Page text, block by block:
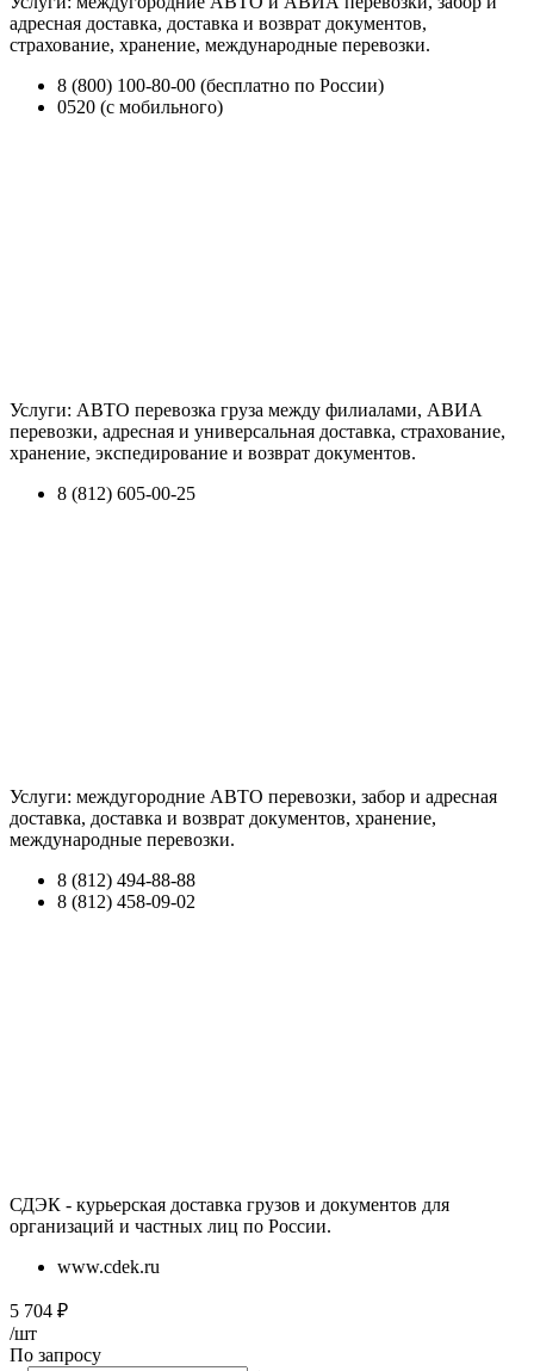
адресная доставка, доставка и возврат документов,
страхование, хранение, международные перевозки.
8 (800) 100-80-00 (бесплатно по России)
0520 (с мобильного)
Услуги: АВТО перевозка груза между филиалами, АВИА
перевозки, адресная и универсальная доставка, страхование,
хранение, экспедирование и возврат документов.
8 (812) 605-00-25
Услуги: междугородние АВТО перевозки, забор и адресная
доставка, доставка и возврат документов, хранение,
международные перевозки.
8 (812) 494-88-88
8 (812) 458-09-02
СДЭК - курьерская доставка грузов и документов для
организаций и частных лиц по России.
www.cdek.ru
5 704 ₽
/шт
По запросу